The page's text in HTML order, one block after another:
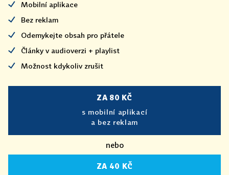
Mobilní aplikace
Bez reklam
Odemykejte obsah pro přátele
Články v audioverzi + playlist
Možnost kdykoliv zrušit
ZA 80 KČ
s mobilní aplikací
a bez reklam
nebo
ZA 40 KČ